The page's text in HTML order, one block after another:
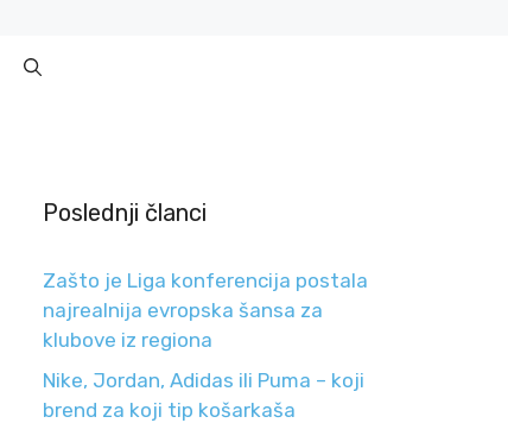
Poslednji članci
Zašto je Liga konferencija postala
najrealnija evropska šansa za
klubove iz regiona
Nike, Jordan, Adidas ili Puma – koji
brend za koji tip košarkaša